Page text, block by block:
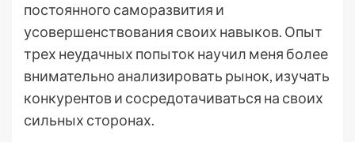
постоянного саморазвития и
усовершенствования своих навыков. Опыт
трех неудачных попыток научил меня более
внимательно анализировать рынок, изучать
конкурентов и сосредотачиваться на своих
сильных сторонах.